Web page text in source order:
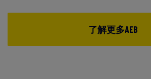
了解更多AEB